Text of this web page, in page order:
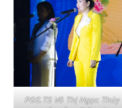
PGS.TS Võ Thị Ngọc Thúy